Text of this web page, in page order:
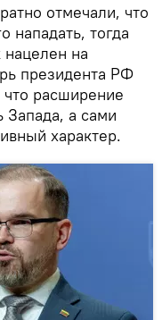
отмечали, что
нападать, тогда
нацелен на
президента РФ
расширение
Запада, а сами
характер.